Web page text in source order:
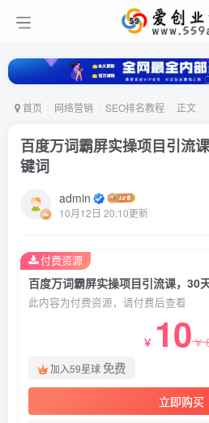
首页 网络营销 SEO排名教程 正文
百度万词霸屏实操项目引流
键词
admin
10月12日 20:10更新
百度万词霸屏实操项目引流课，30
此内容为付费资源，请付费后查看
￥ 10￥
加入59星球免费
立即购买
付费资源